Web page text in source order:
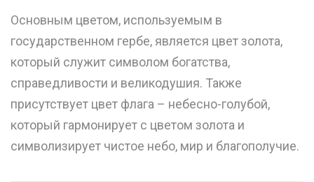
Основным цветом, используемым в
государственном гербе, является цвет золота,
который служит символом богатства,
справедливости и великодушия. Также
присутствует цвет флага – небесно-голубой,
который гармонирует с цветом золота и
символизирует чистое небо, мир и благополучие.